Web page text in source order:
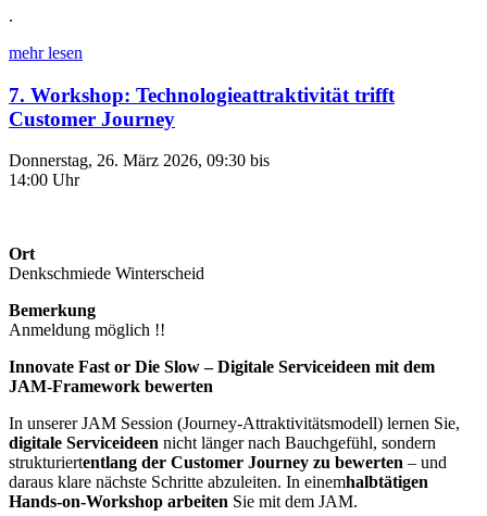
.
mehr lesen
7. Workshop: Technologieattraktivität trifft
Customer Journey
Donnerstag, 26. März 2026, 09:30 bis
14:00 Uhr
Ort
Denkschmiede Winterscheid
Bemerkung
Anmeldung möglich !!
Innovate Fast or Die Slow – Digitale Serviceideen mit dem
JAM-Framework bewerten
In unserer JAM Session (Journey-Attraktivitätsmodell) lernen Sie,
digitale Serviceideen nicht länger nach Bauchgefühl, sondern
strukturiertentlang der Customer Journey zu bewerten – und
daraus klare nächste Schritte abzuleiten. In einemhalbtätigen
Hands-on-Workshop arbeiten Sie mit dem JAM.